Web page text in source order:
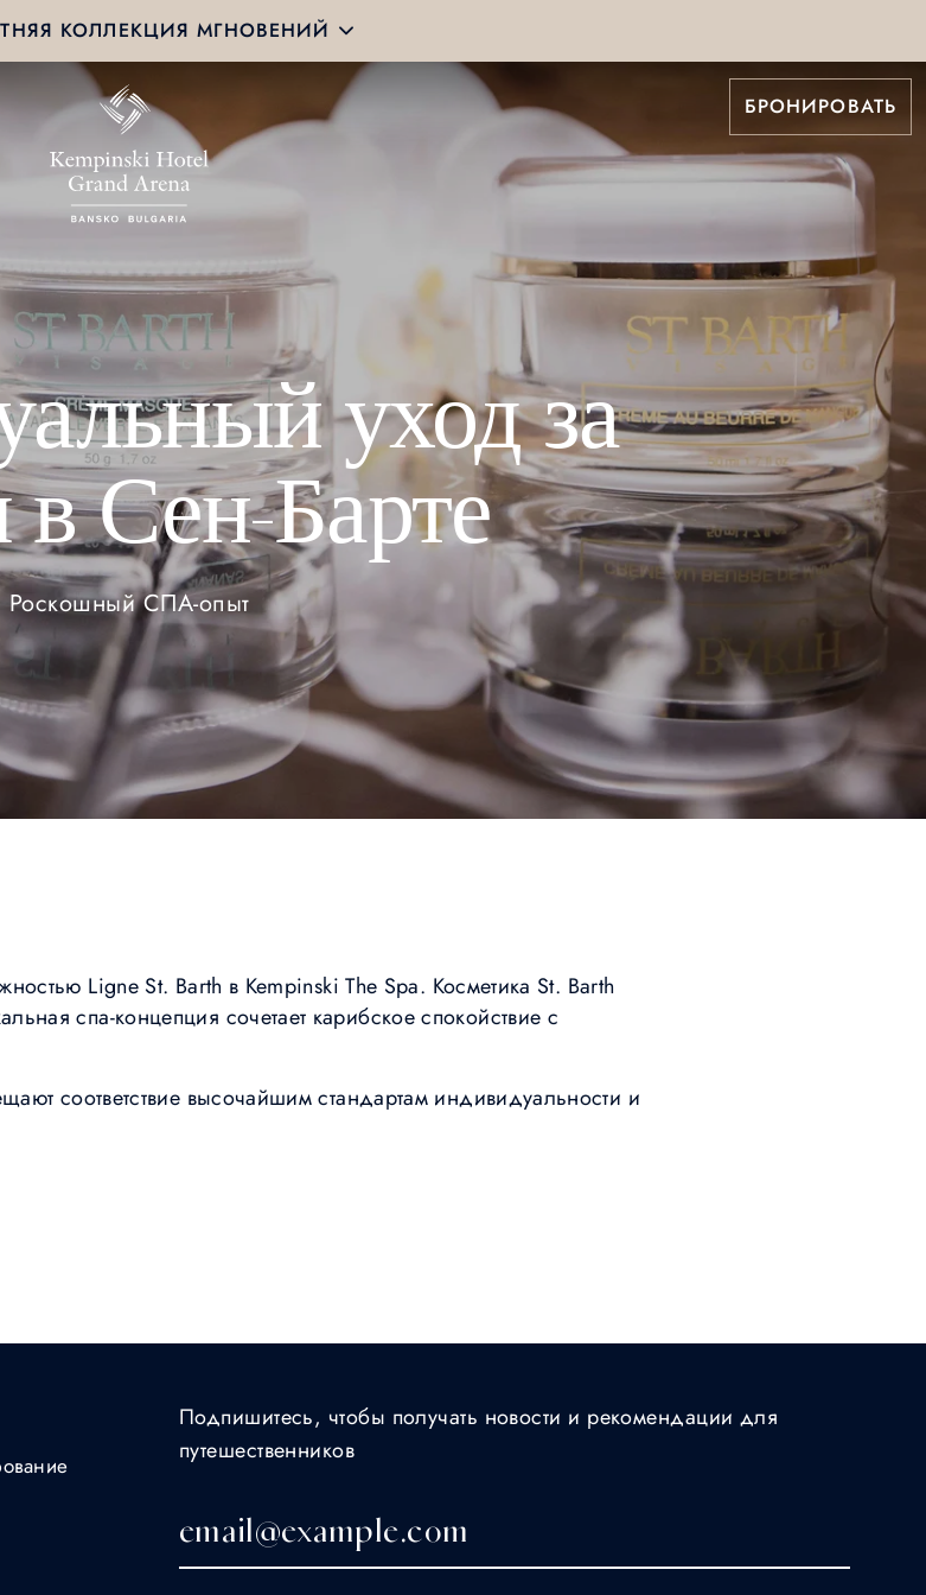
КОЛЛЕКЦИЯ МГНОВЕНИЙ
БРОНИРОВАТЬ
уход за
Сен-Барте
Роскошный СПА-опыт
Ligne St. Barth в Kempinski The Spa. Косметика St. Barth
спа-концепция сочетает карибское спокойствие с
соответствие высочайшим стандартам индивидуальности и
Подпишитесь, чтобы получать новости и рекомендации для
путешественников